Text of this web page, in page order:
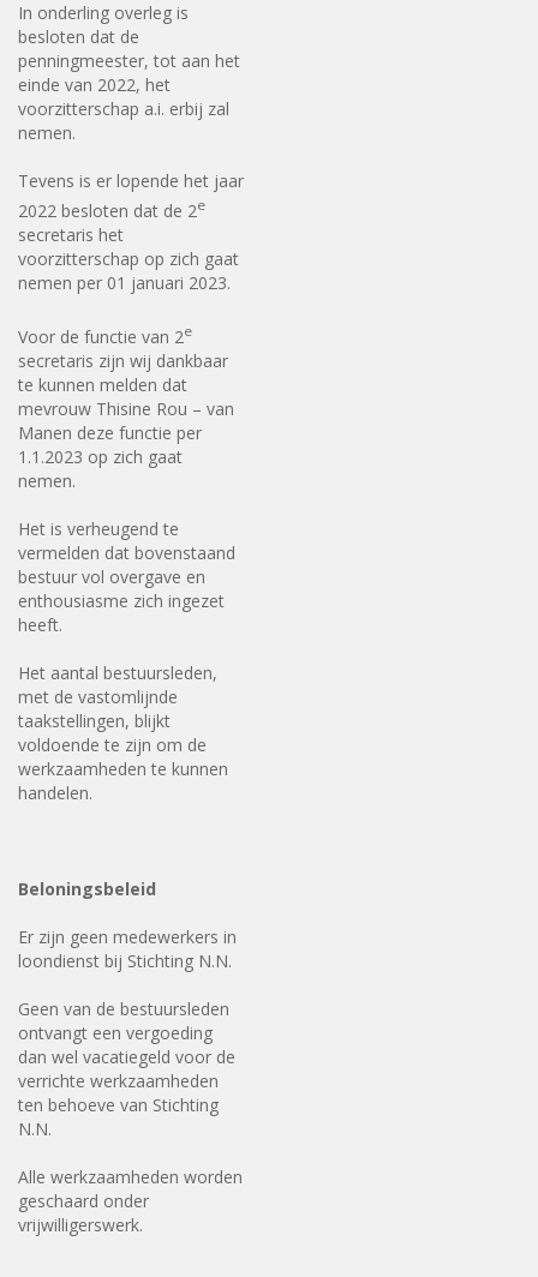
In onderling overleg is
besloten dat de
penningmeester, tot aan het
einde van 2022, het
voorzitterschap a.i. erbij zal
nemen.
Tevens is er lopende het jaar
2022 besloten dat de 2e
secretaris het
voorzitterschap op zich gaat
nemen per 01 januari 2023.
Voor de functie van 2e
secretaris zijn wij dankbaar
te kunnen melden dat
mevrouw Thisine Rou – van
Manen deze functie per
1.1.2023 op zich gaat
nemen.
Het is verheugend te
vermelden dat bovenstaand
bestuur vol overgave en
enthousiasme zich ingezet
heeft.
Het aantal bestuursleden,
met de vastomlijnde
taakstellingen, blijkt
voldoende te zijn om de
werkzaamheden te kunnen
handelen.
Beloningsbeleid
Er zijn geen medewerkers in
loondienst bij Stichting N.N.
Geen van de bestuursleden
ontvangt een vergoeding
dan wel vacatiegeld voor de
verrichte werkzaamheden
ten behoeve van Stichting
N.N.
Alle werkzaamheden worden
geschaard onder
vrijwilligerswerk.